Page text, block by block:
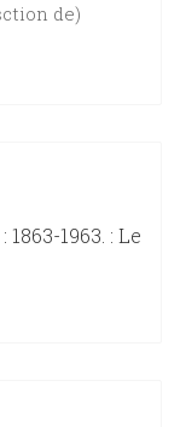
de)
1963. : Le